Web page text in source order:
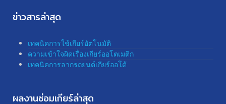
ข่าวสารล่าสุด
เทคนิคการใช้เกียร์อัตโนมัติ
ความเข้าใจผิดเรื่องเกียร์ออโตเมติก
เทคนิคการลากรถยนต์เกียร์ออโต้
ผลงานซ่อมเกียร์ล่าสุด